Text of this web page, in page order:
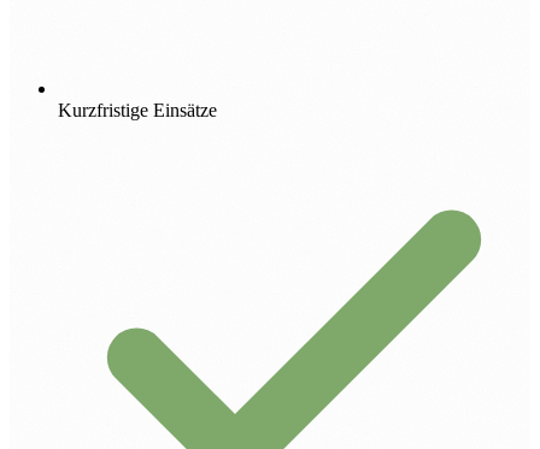
Kurzfristige Einsätze